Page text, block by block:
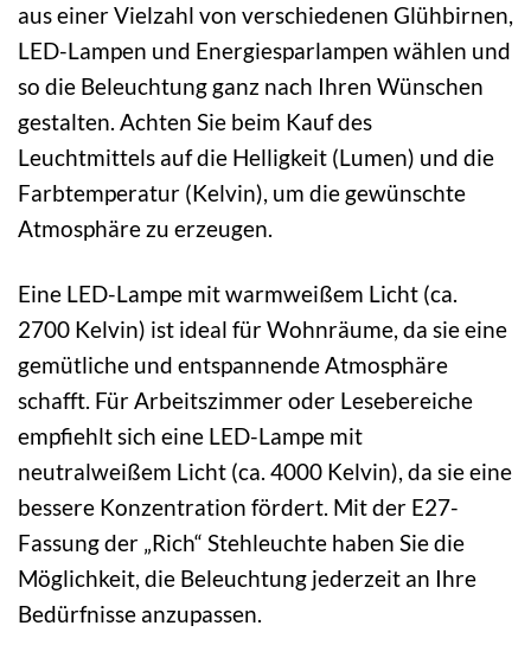
aus einer Vielzahl von verschiedenen Glühbirnen,
LED-Lampen und Energiesparlampen wählen und
so die Beleuchtung ganz nach Ihren Wünschen
gestalten. Achten Sie beim Kauf des
Leuchtmittels auf die Helligkeit (Lumen) und die
Farbtemperatur (Kelvin), um die gewünschte
Atmosphäre zu erzeugen.
Eine LED-Lampe mit warmweißem Licht (ca.
2700 Kelvin) ist ideal für Wohnräume, da sie eine
gemütliche und entspannende Atmosphäre
schafft. Für Arbeitszimmer oder Lesebereiche
empfiehlt sich eine LED-Lampe mit
neutralweißem Licht (ca. 4000 Kelvin), da sie eine
bessere Konzentration fördert. Mit der E27-
Fassung der „Rich“ Stehleuchte haben Sie die
Möglichkeit, die Beleuchtung jederzeit an Ihre
Bedürfnisse anzupassen.